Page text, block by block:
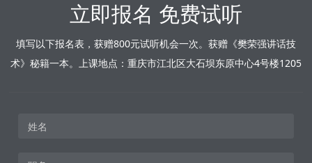
立即报名 免费试听
填写以下报名表，获赠800元试听机会一次。获赠《樊荣强讲话技
术》秘籍一本。上课地点：重庆市江北区大石坝东原中心4号楼1205